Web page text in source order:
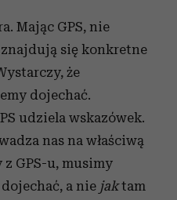
Mając GPS, nie
się konkretne
że
dojechać.
udziela wskazówek.
nas na właściwą
GPS-u, musimy
a nie jaktam